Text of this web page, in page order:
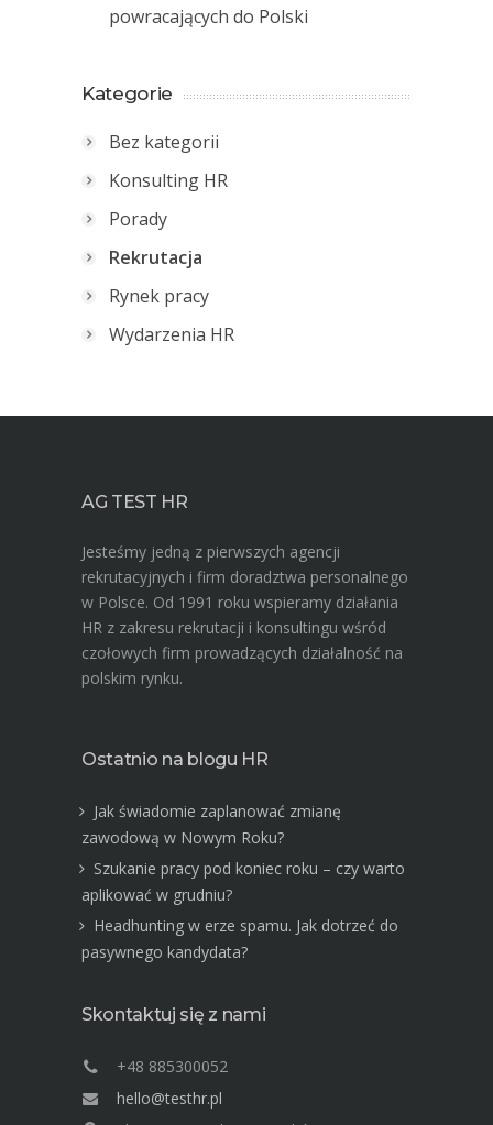
powracających do Polski
Kategorie
Bez kategorii
Konsulting HR
Porady
Rekrutacja
Rynek pracy
Wydarzenia HR
AG TEST HR
Jesteśmy jedną z pierwszych agencji
rekrutacyjnych i firm doradztwa personalnego
w Polsce. Od 1991 roku wspieramy działania
HR z zakresu rekrutacji i konsultingu wśród
czołowych firm prowadzących działalność na
polskim rynku.
Ostatnio na blogu HR
Jak świadomie zaplanować zmianę
zawodową w Nowym Roku?
Szukanie pracy pod koniec roku – czy warto
aplikować w grudniu?
Headhunting w erze spamu. Jak dotrzeć do
pasywnego kandydata?
Skontaktuj się z nami
+48 885300052
hello@testhr.pl